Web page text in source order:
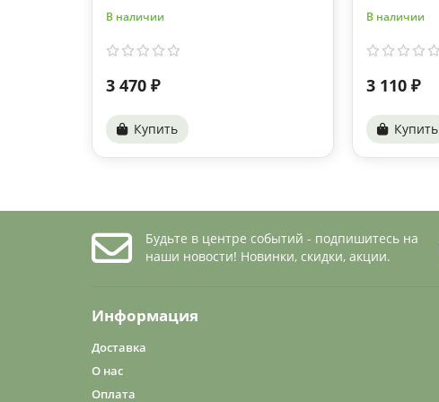
В наличии
3 470 ₽
Купить
В наличии
3 110 ₽
Купить
Будьте в центре событий - подпишитесь на
наши новости! Новинки, скидки, акции.
Информация
Доставка
О нас
Оплата